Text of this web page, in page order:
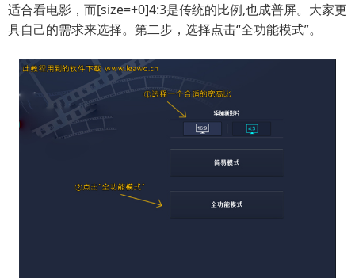
适合看电影，而[size=+0]4:3是传统的比例,也成普屏。大家更
具自己的需求来选择。第二步，选择点击“全功能模式”。